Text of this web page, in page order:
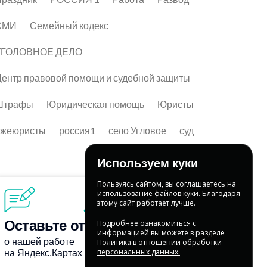
Семейный кодекс
ДЕЛО
правовой помощи и судебной защиты
Юридическая помощь Юристы
россия1 село Угловое суд
Используем куки
Пользуясь сайтом, вы соглашаетесь на
использование файлов куки. Благодаря
этому сайт работает лучше.
Подробнее ознакомиться с
информацией вы можете в разделе
Политика в отношении обработки
персональных данных.